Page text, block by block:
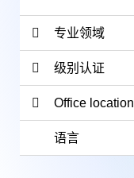
专业领域
级别认证
Office location
语言